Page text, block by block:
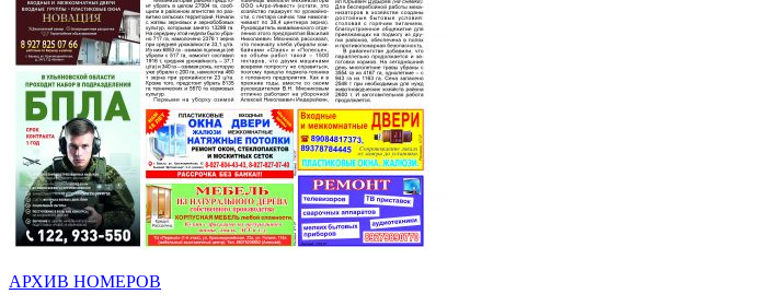
АРХИВ НОМЕРОВ